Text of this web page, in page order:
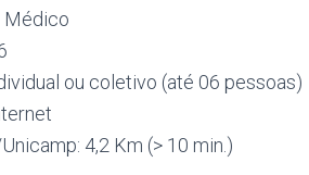
Médico
ou coletivo (até 06 pessoas)
4,2 Km (> 10 min.)